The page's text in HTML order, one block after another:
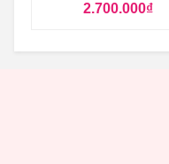
2.700.000₫